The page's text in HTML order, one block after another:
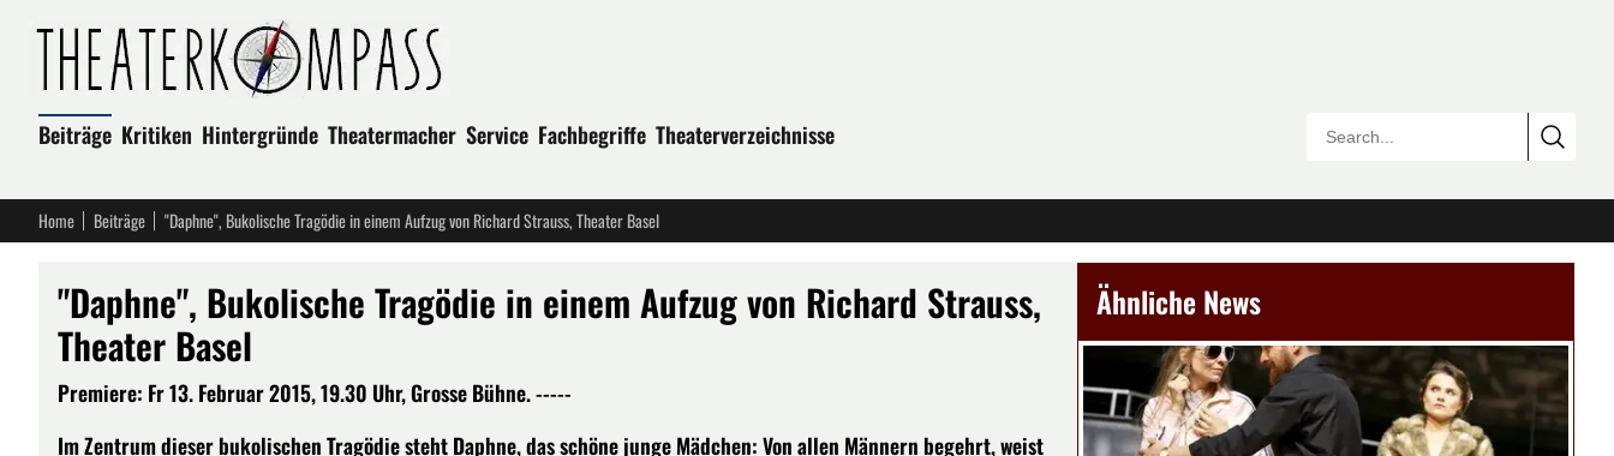
Beiträge Kritiken Hintergründe Theatermacher Service Fachbegriffe Theaterverzeichnisse
Home Beiträge "Daphne", Bukolische Tragödie in einem Aufzug von Richard Strauss, Theater Basel
"Daphne", Bukolische Tragödie in einem Aufzug von Richard Strauss,
Theater Basel
Premiere: Fr 13. Februar 2015, 19.30 Uhr, Grosse Bühne. -----
Im Zentrum dieser bukolischen Tragödie steht Daphne, das schöne junge Mädchen: Von allen Männern begehrt, weist
Ähnliche News